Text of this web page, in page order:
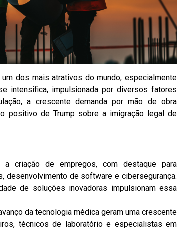
dos mais atrativos do mundo, especialmente
intensifica, impulsionada por diversos fatores
a crescente demanda por mão de obra
positivo de Trump sobre a imigração legal de
criação de empregos, com destaque para
desenvolvimento de software e cibersegurança.
de soluções inovadoras impulsionam essa
da tecnologia médica geram uma crescente
técnicos de laboratório e especialistas em